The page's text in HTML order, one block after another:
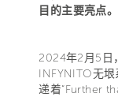
目的主要亮点。
2024年2月5日
INFYNITO无
递着“Further